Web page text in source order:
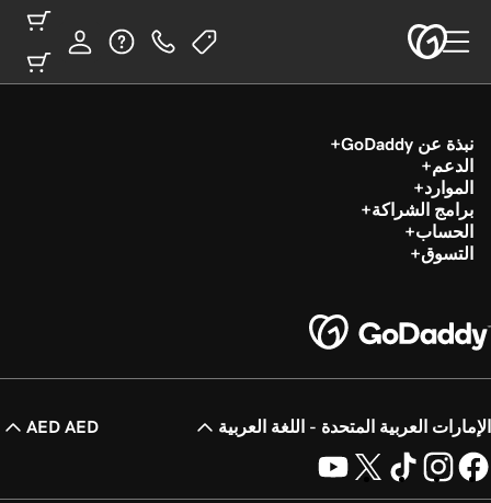
نبذة عن GoDaddy
الدعم
الموارد
برامج الشراكة
الحساب
التسوق
الإمارات العربية المتحدة - اللغة العربية AED AED